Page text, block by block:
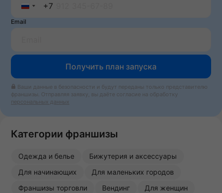
+7
Email
Получить план запуска
Ваши данные в безопасности и будут переданы только представителю
франшизы. Отправляя заявку, вы даёте согласие на обработку
персональных данных
Категории франшизы
Одежда и белье
Бижутерия и аксессуары
Для начинающих
Для маленьких городов
Франшизы торговли
Вендинг
Для женщин